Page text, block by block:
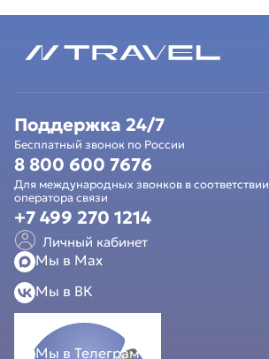
Поддержка 24/7
Бесплатный звонок по России
8 800 600 7676
Для международных звонков в
оператора связи
+7 499 270 1214
Личный кабинет
Мы в Мах
Мы в ВК
Мы в Телеграм